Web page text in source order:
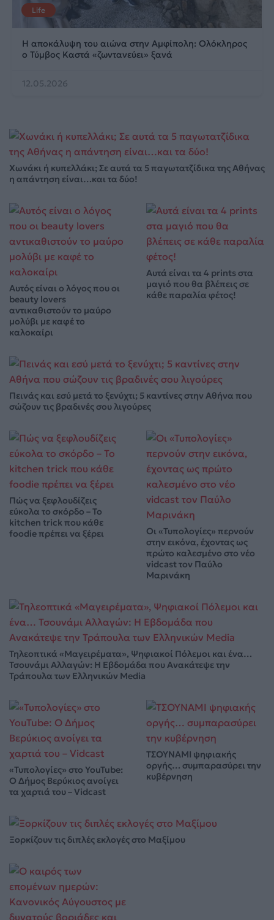
Life
Η αποκάλυψη του αιώνα στην Αμφίπολη: Ολόκληρος
ο Τύμβος Καστά «ζωντανεύει» ξανά
12.05.2026
Χωνάκι ή κυπελλάκι; Σε αυτά τα 5 παγωτατζίδικα της Αθήνας
η απάντηση είναι…και τα δύο!
Αυτός είναι ο λόγος που οι
beauty lovers
αντικαθιστούν το μαύρο
μολύβι με καφέ το
καλοκαίρι
Αυτά είναι τα 4 prints στα
μαγιό που θα βλέπεις σε
κάθε παραλία φέτος!
Πεινάς και εσύ μετά το ξενύχτι; 5 καντίνες στην Αθήνα που
σώζουν τις βραδινές σου λιγούρες
Πώς να ξεφλουδίζεις
εύκολα το σκόρδο – Το
kitchen trick που κάθε
foodie πρέπει να ξέρει
Οι «Τυπολογίες» περνούν
στην εικόνα, έχοντας ως
πρώτο καλεσμένο στο νέο
vidcast τον Παύλο
Μαρινάκη
Τηλεοπτικά «Μαγειρέματα», Ψηφιακοί Πόλεμοι και ένα…
Τσουνάμι Αλλαγών: Η Εβδομάδα που Ανακάτεψε την
Τράπουλα των Ελληνικών Media
«Τυπολογίες» στο YouTube:
Ο Δήμος Βερύκιος ανοίγει
τα χαρτιά του – Vidcast
ΤΣΟΥΝΑΜΙ ψηφιακής
οργής… συμπαρασύρει την
κυβέρνηση
Ξορκίζουν τις διπλές εκλογές στο Μαξίμου